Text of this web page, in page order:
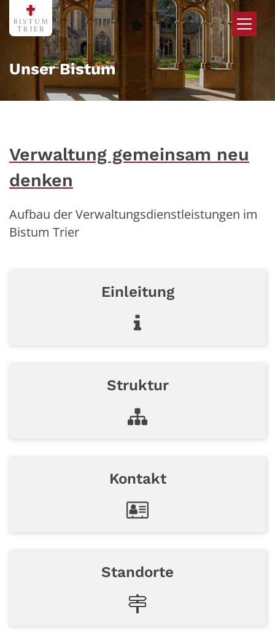
Zum Inhalt springen
Unser Bistum
Verwaltung gemeinsam neu
denken
Aufbau der Verwaltungsdienstleistungen ​im
Bistum Trier ​
Einleitung
Struktur
Kontakt
Standorte